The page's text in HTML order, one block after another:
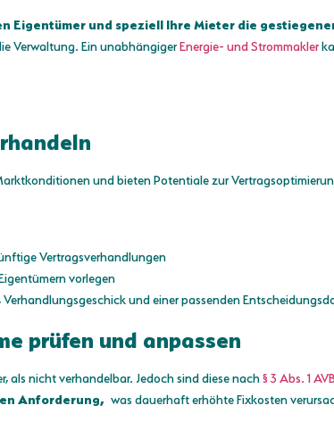
Eigentümer und speziell Ihre Mieter die
Verwaltung. Ein unabhängigerEnergie- und Strommakler
und bieten Potentiale zur
Vertragsverhandlungen
vorlegen
und einer passenden
prüfen und anpassen
als nicht verhandelbar. Jedoch sind diese nach§ 3 Abs. 1
Anforderung, was dauerhaft erhöhte Fixkosten